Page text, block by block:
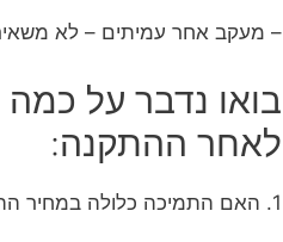
– מעקב אחר עמיתים – לא
בואו נדבר על
לאחר ההתקנה:
1. האם התמיכה כלולה במחיר ההתקנה?